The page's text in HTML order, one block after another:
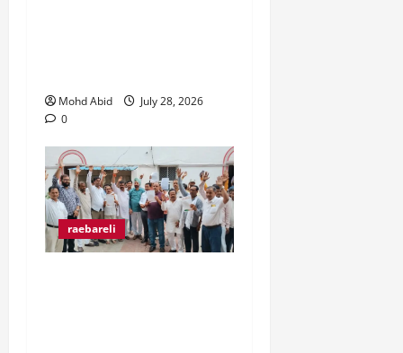
Mohd Abid
July 28, 2026
0
raebareli